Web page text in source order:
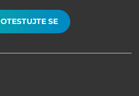
OTESTUJTE SE